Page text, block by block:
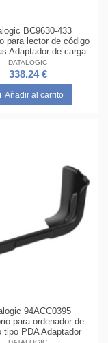
BC9630-433
para lector de código
Adaptador de carga
DATALOGIC
338,24 €
Añadir al carrito
94ACC0395
para ordenador de
tipo PDA Adaptador